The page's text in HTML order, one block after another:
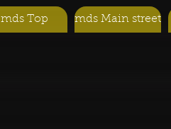
mds Top mds Main street